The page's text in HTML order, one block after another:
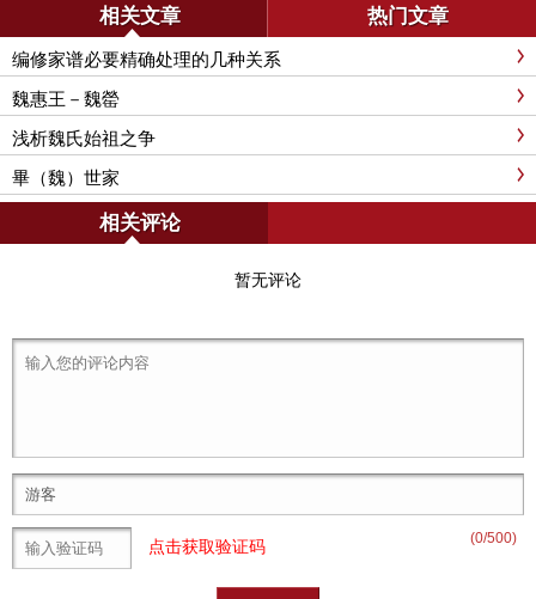
相关文章 热门文章
编修家谱必要精确处理的几种关系
魏惠王－魏罃
浅析魏氏始祖之争
畢（魏）世家
相关评论
暂无评论
(0/500)
点击获取验证码